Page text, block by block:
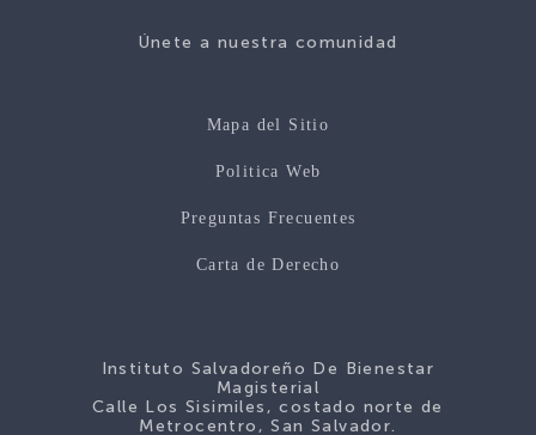
Únete a nuestra comunidad
Mapa del Sitio
Politica Web
Preguntas Frecuentes
Carta de Derecho
Instituto Salvadoreño De Bienestar
Magisterial
Calle Los Sisimiles, costado norte de
Metrocentro, San Salvador.